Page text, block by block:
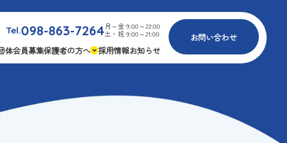
Tel.098-863-7264月～金 9:00～22:00
土・祝 9:00～21:00
お問い合わせ
ン情報
体会員募集保護者の方へ
ゴールデンエイジ
採用情報お知らせ